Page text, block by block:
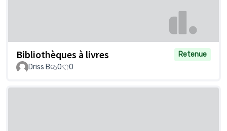
Bibliothèques à livres
Retenue
Driss B
0 0